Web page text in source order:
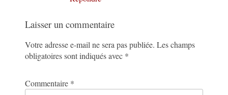
Laisser un commentaire
Votre adresse e-mail ne sera pas publiée. Les champs
obligatoires sont indiqués avec *
Commentaire *